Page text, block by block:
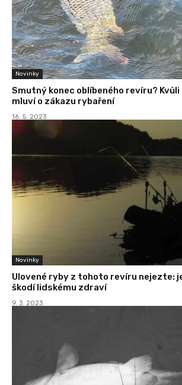
Novinky
Smutný konec oblíbeného revíru?
mluví o zákazu rybaření
16. 5. 2023
Novinky
Ulovené ryby z tohoto revíru nejezte:
škodí lidskému zdraví
9. 3. 2023